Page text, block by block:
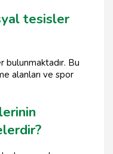
tesisler
bulunmaktadır. Bu
alanları ve spor